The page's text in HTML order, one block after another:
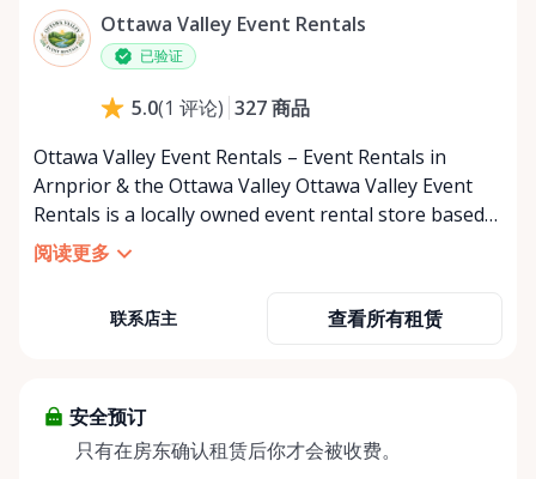
星期六
上午8:00 - 下午8:00
星期日
Ottawa Valley Event Rentals
已验证
5.0(1 评论) 327商品
Ottawa Valley Event Rentals – Event Rentals in
Arnprior & the Ottawa Valley Ottawa Valley Event
Rentals is a locally owned event rental store based
in Arnprior, Ontario, proudly serving the Ottawa
Valley and surrounding communities. We help make
family celebrations, and community gatherings
Arnprior, Renfrew, Pembroke, Almonte, Carleton
Place, Deep River, Petawawa, White Lake, and
阅读更多
联系店主 查看所有租赁
安全预订
只有在房东确认租赁后你才会被收费。